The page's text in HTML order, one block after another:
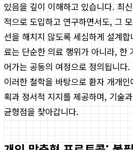
있음을 깊이 이해하고 있습니다. 최
적으로 도입하고 연구하면서도, 그
선을 해치지 않도록 세심하게 설계
료는 단순한 의료 행위가 아니라, 한
어가는 공동의 여정으로 정의됩니다.
이러한 철학을 바탕으로 환자 개개
획과 정서적 지지를 제공하며, 기술
균형점을 찾아갑니다.